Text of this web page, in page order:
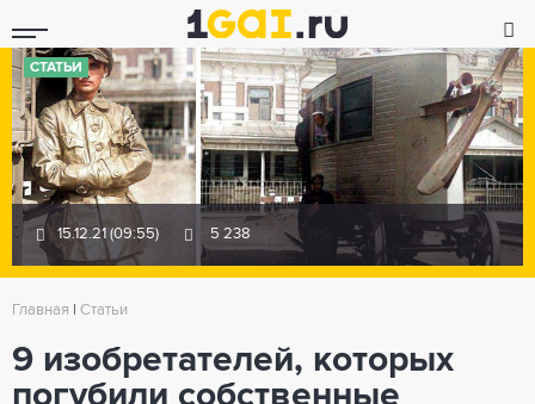
СТАТЬИ
15.12.21 (09:55) 5 238
Главная Статьи
9 изобретателей, которых
погубили собственные